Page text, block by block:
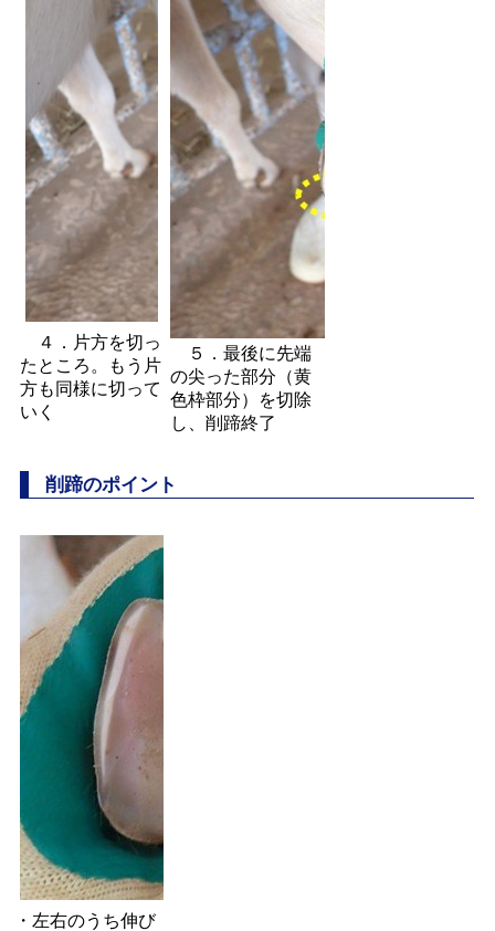
４．片方を切っ
たところ。もう片
方も同様に切って
いく
５．最後に先端
の尖った部分（黄
色枠部分）を切除
し、削蹄終了
削蹄のポイント
・左右のうち伸び